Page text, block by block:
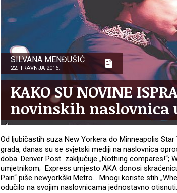
SILVANA MENĐUŠIĆ
22. TRAVNJA 2016.
KAKO SU NOVINE
novinskih naslovnica
Od ljubičastih suza New Yorkera do Minneapolis
grada, danas su se svjetski mediji na naslovnica
doba. Denver Post zaključuje „Nothing compares!“;
umjetnikom; Express umjesto AKA donosi
Pain“ piše newyorkški Metro... Mnogi koriste stih
odučilo na svojim naslovnicama jednostavno